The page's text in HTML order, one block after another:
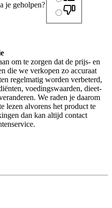
je geholpen?
om te zorgen dat de prijs- en
die we verkopen zo accuraat
regelmatig worden verbeterd,
voedingswaarden, dieet-
We raden je daarom
lezen alvorens het product te
dan kan altijd contact